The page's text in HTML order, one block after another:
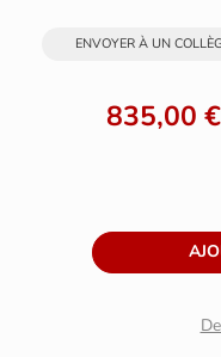
ENVOYER À UN
835,00 €